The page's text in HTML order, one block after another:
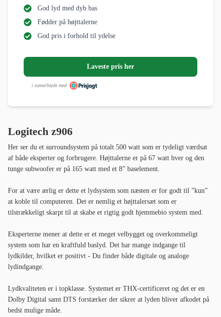
God lyd med dyb bas
Fødder på højttalerne
God pris i forhold til ydelse
Laveste pris her
i samarbejde med
Logitech z906
Her ser du et surroundsystem på totalt 500 watt som er tydeligt værdsat
af både eksperter og forbrugere. Højttalerne er på 67 watt hver og den
tunge subwoofer er på 165 watt med et 8” baselement.
For at være ærlig er dette et lydsystem som næsten er for godt til ”kun”
at koble til computeren. Det er nemlig et højttalersæt som er
tilstrækkeligt skarpt til at skabe et rigtig godt hjemmebio system med.
Eksperterne mener at dette er et meget velbygget og overkommeligt
system som har en kraftfuld baslyd. Det har mange indgange til
lydkilder, hvilket er positivt - Du finder både digitale og analoge
lydindgange.
Lydkvaliteten er i topklasse. Systemet er THX-certificeret og det er en
Dolby Digital samt DTS forstærker der sikrer at lyden bliver afkodet på
bedst mulige måde.